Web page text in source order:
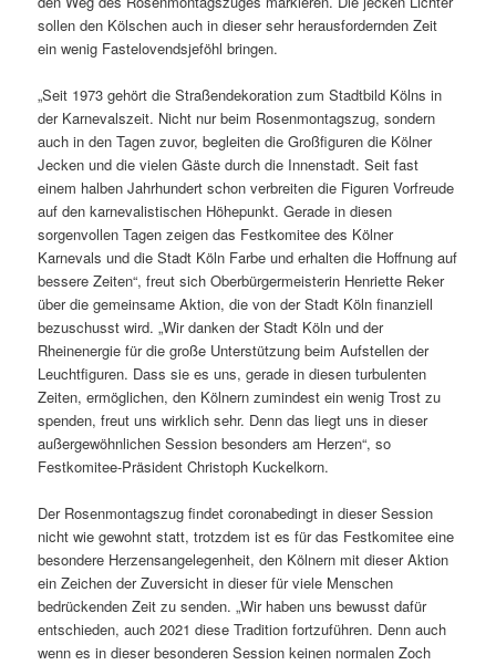
sollen den Kölschen auch in dieser sehr herausfordernden Zeit
ein wenig Fastelovendsjeföhl bringen.
„Seit 1973 gehört die Straßendekoration zum Stadtbild Kölns in
der Karnevalszeit. Nicht nur beim Rosenmontagszug, sondern
auch in den Tagen zuvor, begleiten die Großfiguren die Kölner
Jecken und die vielen Gäste durch die Innenstadt. Seit fast
einem halben Jahrhundert schon verbreiten die Figuren Vorfreude
auf den karnevalistischen Höhepunkt. Gerade in diesen
sorgenvollen Tagen zeigen das Festkomitee des Kölner
Karnevals und die Stadt Köln Farbe und erhalten die Hoffnung auf
bessere Zeiten“, freut sich Oberbürgermeisterin Henriette Reker
über die gemeinsame Aktion, die von der Stadt Köln finanziell
bezuschusst wird. „Wir danken der Stadt Köln und der
Rheinenergie für die große Unterstützung beim Aufstellen der
Leuchtfiguren. Dass sie es uns, gerade in diesen turbulenten
Zeiten, ermöglichen, den Kölnern zumindest ein wenig Trost zu
spenden, freut uns wirklich sehr. Denn das liegt uns in dieser
außergewöhnlichen Session besonders am Herzen“, so
Festkomitee-Präsident Christoph Kuckelkorn.
Der Rosenmontagszug findet coronabedingt in dieser Session
nicht wie gewohnt statt, trotzdem ist es für das Festkomitee eine
besondere Herzensangelegenheit, den Kölnern mit dieser Aktion
ein Zeichen der Zuversicht in dieser für viele Menschen
bedrückenden Zeit zu senden. „Wir haben uns bewusst dafür
entschieden, auch 2021 diese Tradition fortzuführen. Denn auch
wenn es in dieser besonderen Session keinen normalen Zoch